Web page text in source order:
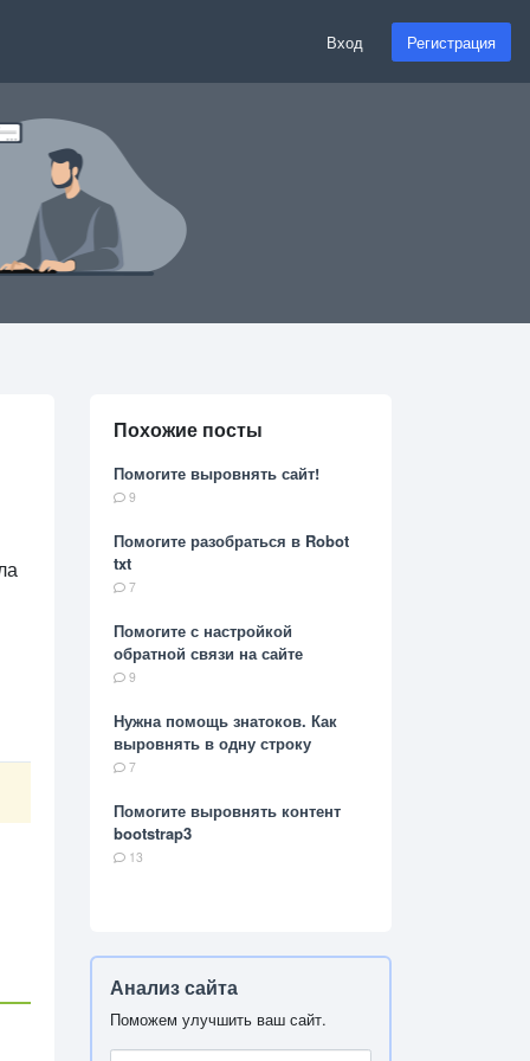
Вход Регистрация
Похожие посты
Помогите выровнять сайт!
9
Помогите разобраться в Robot
txt
7
Помогите с настройкой
обратной связи на сайте
9
Нужна помощь знатоков. Как
выровнять в одну строку
7
Помогите выровнять контент
bootstrap3
13
Анализ сайта
Поможем улучшить ваш сайт.